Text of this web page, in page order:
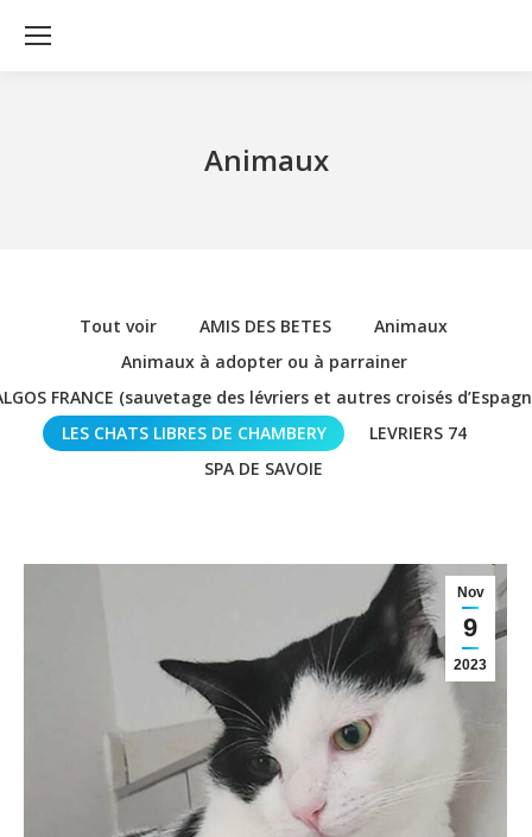
Animaux
Tout voir AMIS DES BETES
Animaux
Animaux à adopter ou à parrainer
FRANCE (sauvetage des lévriers et autres croisés
LES CHATS LIBRES DE CHAMBERY
LEVRIERS 74
SPA DE SAVOIE
Nov
9
2023